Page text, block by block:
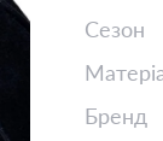
Сезон
Бренд